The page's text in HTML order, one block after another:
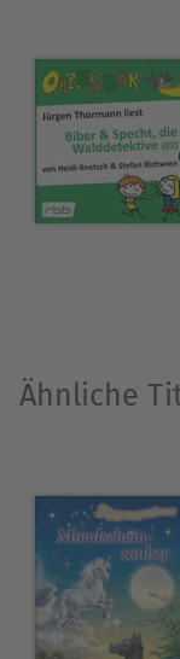
Christian Bartel
Sein erstes
Er ist
Mit Beiträgen
Ähnliche